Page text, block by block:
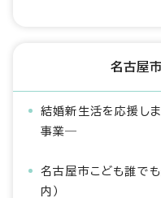
名古屋
結婚新生活を応援し
事業―
名古屋市こども誰で
内）